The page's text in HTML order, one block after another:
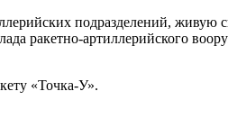
подразделений, живую
ракетно-артиллерийского
«Точка-У».